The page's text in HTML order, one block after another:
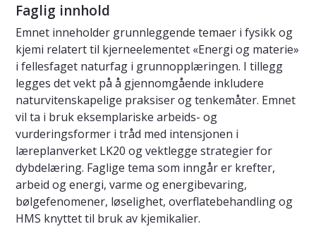
Faglig innhold
Emnet inneholder grunnleggende temaer i fysikk og
kjemi relatert til kjerneelementet «Energi og materie»
i fellesfaget naturfag i grunnopplæringen. I tillegg
legges det vekt på å gjennomgående inkludere
naturvitenskapelige praksiser og tenkemåter. Emnet
vil ta i bruk eksemplariske arbeids- og
vurderingsformer i tråd med intensjonen i
læreplanverket LK20 og vektlegge strategier for
dybdelæring. Faglige tema som inngår er krefter,
arbeid og energi, varme og energibevaring,
bølgefenomener, løselighet, overflatebehandling og
HMS knyttet til bruk av kjemikalier.